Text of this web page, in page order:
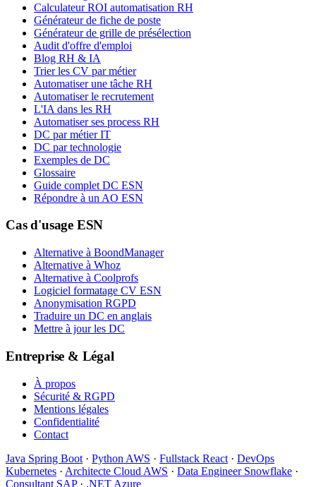
Calculateur ROI automatisation RH
Générateur de fiche de poste
Générateur de grille de présélection
Audit d'offre d'emploi
Blog RH & IA
Trier les CV par métier
Automatiser une tâche RH
Automatiser le recrutement
L'IA dans les RH
Automatiser ses process RH
DC par métier IT
DC par technologie
Exemples de DC
Glossaire
Guide complet DC ESN
Répondre à un AO ESN
Cas d'usage ESN
Alternative à BoondManager
Alternative à Whoz
Alternative à Coolprofs
Logiciel formatage CV ESN
Anonymisation RGPD
Traduire un DC en anglais
Mettre à jour les DC
Entreprise & Légal
À propos
Sécurité & RGPD
Mentions légales
Confidentialité
Contact
Java Spring Boot · Python AWS · Fullstack React · DevOps
Kubernetes · Architecte Cloud AWS · Data Engineer Snowflake ·
Consultant SAP· .NET Azure